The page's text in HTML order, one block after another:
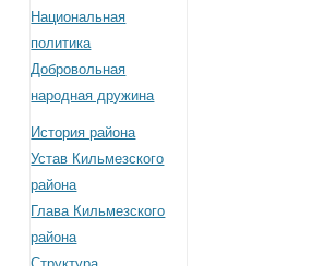
Национальная
политика
Добровольная
народная дружина
История района
Устав Кильмезского
района
Глава Кильмезского
района